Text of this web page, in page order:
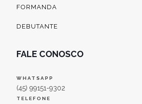
FORMANDA
DEBUTANTE
FALE CONOSCO
WHATSAPP
(45) 99151-9302
TELEFONE